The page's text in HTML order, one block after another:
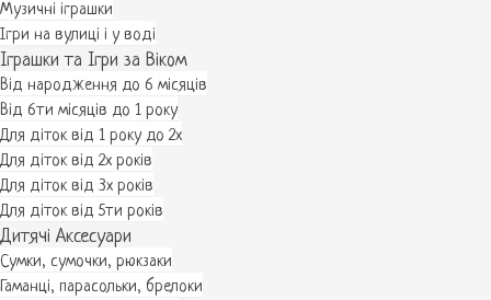
Музичні іграшки
Ігри на вулиці і у воді
Іграшки та Ігри за Віком
Від народження до 6 місяців
Від 6ти місяців до 1 року
Для діток від 1 року до 2х
Для діток від 2х років
Для діток від 3х років
Для діток від 5ти років
Дитячі Аксесуари
Сумки, сумочки, рюкзаки
Гаманці, парасольки, брелоки